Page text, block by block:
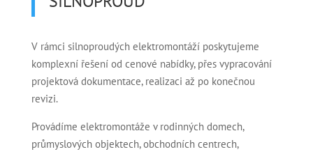
V rámci silnoproudých elektromontáží poskytujeme
komplexní řešení od cenové nabídky, přes vypracování
projektová dokumentace, realizaci až po konečnou
revizi.
Provádíme elektromontáže v rodinných domech,
průmyslových objektech, obchodních centrech,